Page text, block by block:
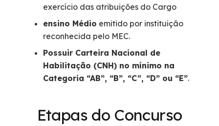
exercício das atribuições do Cargo
ensino Médio emitido por instituição
reconhecida pelo MEC.
Possuir Carteira Nacional de
Habilitação (CNH) no mínimo na
Categoria “AB”, “B”, “C”, “D” ou “E”.
Etapas do Concurso